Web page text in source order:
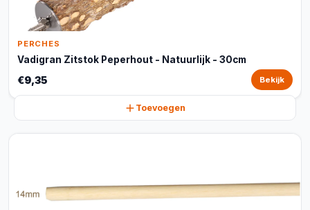
PERCHES
Vadigran Zitstok Peperhout - Natuurlijk - 30cm
€9,35 Bekijk
Toevoegen